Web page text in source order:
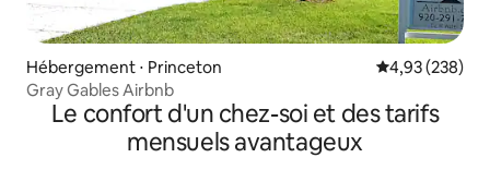
Hébergement ⋅ Princeton Évaluation
4,93 (238)
Gray Gables Airbnb
Le confort d'un chez-soi et des tarifs
mensuels avantageux